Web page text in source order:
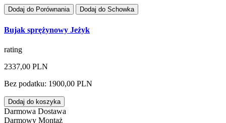
Dodaj do Porównania Dodaj do Schowka
Bujak sprężynowy Jeżyk
rating
2337,00 PLN
Bez podatku: 1900,00 PLN
Dodaj do koszyka
Darmowa Dostawa
Darmowy Montaż